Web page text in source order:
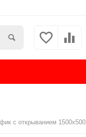
с открыванием 1500х500